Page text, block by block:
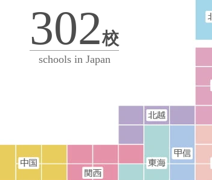
302校
schools in Japan